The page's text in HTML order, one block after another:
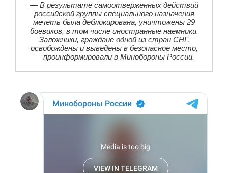
ONLINE-КОНФЕРЕНЦИИ
ОТКРЫТАЯ ЛЕКЦИЯ
ХОККЕЙ
БАСКЕТБОЛ
ВОЛЕЙБОЛ
ФИГУРНОЕ КАТАНИЕ
ВЛАСТЬ
ИНФРАСТРУКТУРА
ИСТОРИЯ
МЕДИЦИНА
СЮЖЕТЫ
СПРАВОЧНИК
СПИСОК ПЕРСОН
ПОЛНАЯ ВЕРСИЯ
— В результате самоотверженных действий
российской группы специального назначения
мечеть была деблокирована, уничтожены 29
боевиков, в том числе иностранные наемники.
Заложники, граждане одной из стран СНГ,
освобождены и выведены в безопасное место,
— проинформировали в Минобороны России.